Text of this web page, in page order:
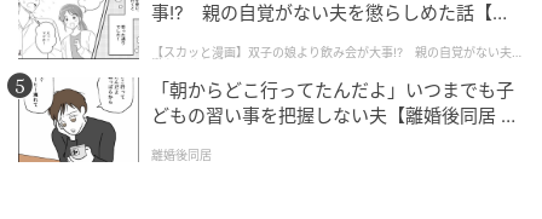
注文は、席の目の前にあるおでん鍋から好きなものを
自分で取り、食べた数を紙に記入していく自己申告ス
タイル。
※一人500円の席料がかかります。
事!? 親の自覚がない夫を懲らしめた話【第1
【スカッと漫画】双子の娘より飲み会が大事!? 親の自覚がない夫を
懲らしめた話
「朝からどこ行ってたんだよ」いつまでも子
どもの習い事を把握しない夫【離婚後同居 Vo
離婚後同居